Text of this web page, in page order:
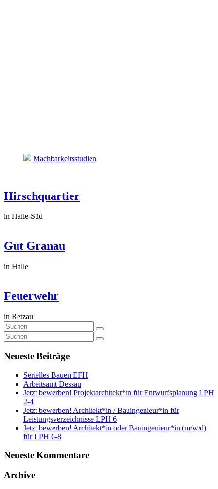
Machbarkeitsstudien
Hirschquartier
in Halle-Süd
Gut Granau
in Halle
Feuerwehr
in Retzau
Neueste Beiträge
Serielles Bauen EFH
Arbeitsamt Dessau
Jetzt bewerben! Projektarchitekt*in für Entwurfsplanung LPH
2-4
Jetzt bewerben! Architekt*in / Bauingenieur*in für
Leistungsverzeichnisse LPH 6
Jetzt bewerben! Architekt*in oder Bauingenieur*in (m/w/d)
für LPH 6-8
Neueste Kommentare
Archive